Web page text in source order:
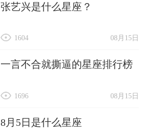
张艺兴是什么星座？
08月15日
1604
一言不合就撕逼的星座排行榜
08月15日
1696
8月5日是什么星座